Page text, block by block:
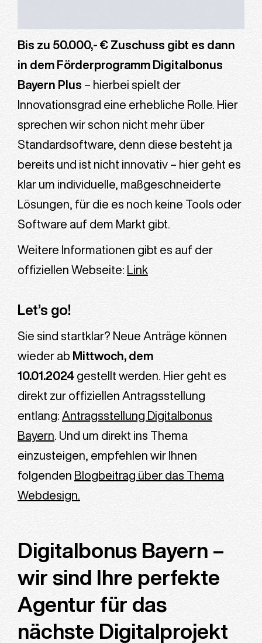
Bis zu 50.000,- € Zuschuss gibt es dann
in dem Förderprogramm Digitalbonus
Bayern Plus – hierbei spielt der
Innovationsgrad eine erhebliche Rolle. Hier
sprechen wir schon nicht mehr über
Standardsoftware, denn diese besteht ja
bereits und ist nicht innovativ – hier geht es
klar um individuelle, maßgeschneiderte
Lösungen, für die es noch keine Tools oder
Software auf dem Markt gibt.
Weitere Informationen gibt es auf der
offiziellen Webseite: Link
Let’s go!
Sie sind startklar? Neue Anträge können
wieder ab Mittwoch, dem
10.01.2024 gestellt werden. Hier geht es
direkt zur offiziellen Antragsstellung
entlang: Antragsstellung Digitalbonus
Bayern. Und um direkt ins Thema
einzusteigen, empfehlen wir Ihnen
folgenden Blogbeitrag über das Thema
Webdesign.
Digitalbonus Bayern –
wir sind Ihre perfekte
Agentur für das
nächste Digitalprojekt